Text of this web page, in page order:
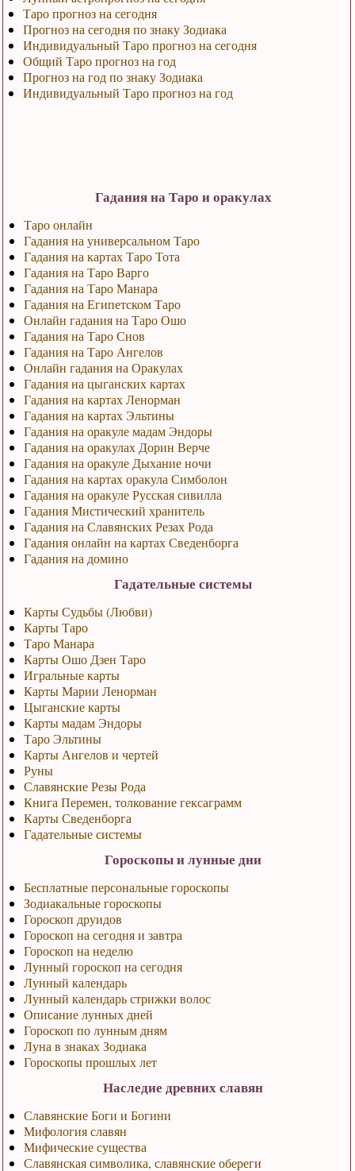
Таро прогноз на сегодня
Прогноз на сегодня по знаку Зодиака
Индивидуальный Таро прогноз на сегодня
Общий Таро прогноз на год
Прогноз на год по знаку Зодиака
Индивидуальный Таро прогноз на год
Гадания на Таро и оракулах
Таро онлайн
Гадания на универсальном Таро
Гадания на картах Таро Тота
Гадания на Таро Варго
Гадания на Таро Манара
Гадания на Египетском Таро
Онлайн гадания на Таро Ошо
Гадания на Таро Снов
Гадания на Таро Ангелов
Онлайн гадания на Оракулах
Гадания на цыганских картах
Гадания на картах Ленорман
Гадания на картах Эльтины
Гадания на оракуле мадам Эндоры
Гадания на оракулах Дорин Верче
Гадания на оракуле Дыхание ночи
Гадания на картах оракула Симболон
Гадания на оракуле Русская сивилла
Гадания Мистический хранитель
Гадания на Славянских Резах Рода
Гадания онлайн на картах Сведенборга
Гадания на домино
Гадательные системы
Карты Судьбы (Любви)
Карты Таро
Таро Манара
Карты Ошо Дзен Таро
Игральные карты
Карты Марии Ленорман
Цыганские карты
Карты мадам Эндоры
Таро Эльтины
Карты Ангелов и чертей
Руны
Славянские Резы Рода
Книга Перемен, толкование гексаграмм
Карты Сведенборга
Гадательные системы
Гороскопы и лунные дни
Бесплатные персональные гороскопы
Зодиакальные гороскопы
Гороскоп друидов
Гороскоп на сегодня и завтра
Гороскоп на неделю
Лунный гороскоп на сегодня
Лунный календарь
Лунный календарь стрижки волос
Описание лунных дней
Гороскоп по лунным дням
Луна в знаках Зодиака
Гороскопы прошлых лет
Наследие древних славян
Славянские Боги и Богини
Мифология славян
Мифические существа
Славянская символика, славянские обереги